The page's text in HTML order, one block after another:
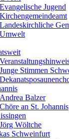
Evangelische Jugend
Kirchengemeindeamt
Landeskirchliche
Umwelt
Junge Stimmen
Andrea Balzer
Chöre an St. Johannis
Jörg Wöltche
Schweinfurt